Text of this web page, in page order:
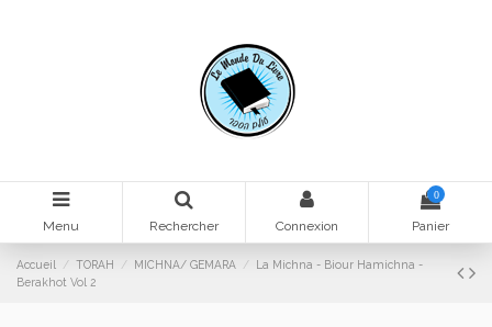
Menu Rechercher Connexion
0
Panier
Accueil TORAH MICHNA/ GEMARA
La Michna - Biour Hamichna -
Berakhot Vol 2